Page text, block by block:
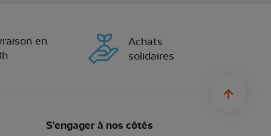
en
Achats
solidaires
S'engager à nos côtés